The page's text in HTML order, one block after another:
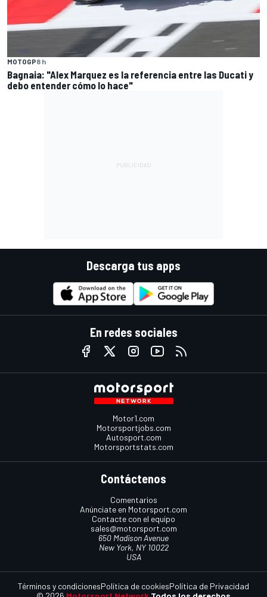
MOTOGP8 h
Bagnaia: "Alex Marquez es la referencia entre las Ducati y
debo entender cómo lo hace"
Descarga tus apps
En redes sociales
Motor1.com
Motorsportjobs.com
Autosport.com
Motorsportstats.com
Contáctenos
Comentarios
Anúnciate en Motorsport.com
Contacte con el equipo
sales@motorsport.com
650 Madison Avenue
New York, NY 10022
USA
Términos y condicionesPolítica de cookiesPolítica de Privacidad